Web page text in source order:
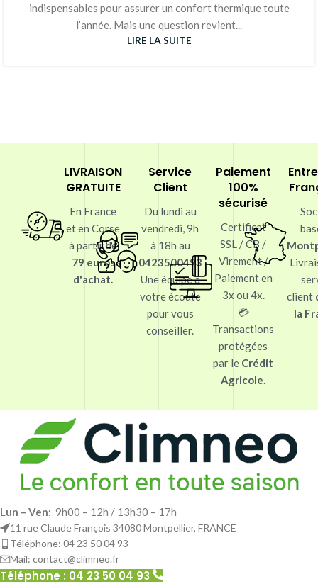
indispensables pour assurer un confort thermique toute
l’année. Mais une question revient...
LIRE LA SUITE
LIVRAISON
GRATUITE
En France
et en Corse
à partir de
79 euros
d'achat.
Service
Client
Du lundi au
vendredi, 9h
à 18h au
0423500493
Une équipe à
votre écoute
pour vous
conseiller.
Paiement
100%
sécurisé
Certificat
SSL / CB /
Virement /
Paiement en
3x ou 4x.
💳
Transactions
protégées
par le Crédit
Agricole.
client
la
Lun – Ven: 9h00 – 12h / 13h30 – 17h
11 rue Claude François 34080 Montpellier, FRANCE
Téléphone: 04 23 50 04 93
Mail: contact@climneo.fr
Téléphone : 04 23 50 04 93